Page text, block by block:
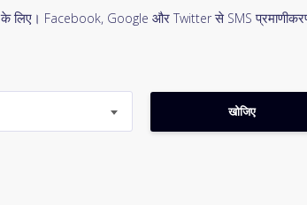
के लिए। Facebook, Google और Twitter से SMS